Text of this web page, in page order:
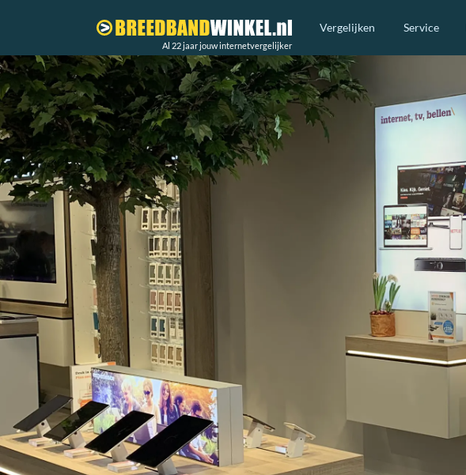
Al 22 jaar jouw internetvergelijker
Vergelijken Service